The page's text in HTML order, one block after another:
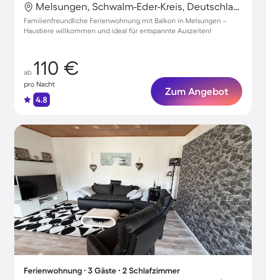
Melsungen, Schwalm-Eder-Kreis, Deutschland
Familienfreundliche Ferienwohnung mit Balkon in Melsungen –
Haustiere willkommen und ideal für entspannte Auszeiten!
ab 110 €
pro Nacht
4.8
Zum Angebot
Ferienwohnung ∙ 3 Gäste ∙ 2 Schlafzimmer